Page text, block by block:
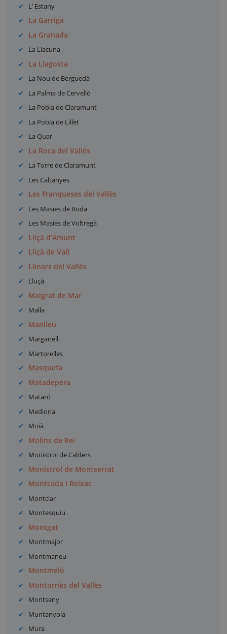
L’ Estany
La Garriga
La Granada
La Llacuna
La Llagosta
La Nou de Berguedà
La Palma de Cervelló
La Pobla de Claramunt
La Pobla de Lillet
La Quar
La Roca del Vallès
La Torre de Claramunt
Les Cabanyes
Les Franqueses del Vallès
Les Masies de Roda
Les Masies de Voltregà
Lliçà d’Amunt
Lliçà de Vall
Llinars del Vallès
Lluçà
Malgrat de Mar
Malla
Manlleu
Marganell
Martorelles
Masquefa
Matadepera
Mataró
Mediona
Moià
Molins de Rei
Monistrol de Calders
Monistrol de Montserrat
Montcada i Reixac
Montclar
Montesquiu
Montgat
Montmajor
Montmaneu
Montmeló
Montornès del Vallès
Montseny
Muntanyola
Mura